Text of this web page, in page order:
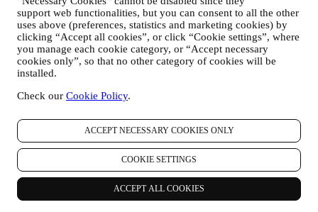
support web functionalities, but you can consent to all the other
uses above (preferences, statistics and marketing cookies) by
clicking “Accept all cookies”, or click “Cookie settings”, where
you manage each cookie category, or “Accept necessary
cookies only”, so that no other category of cookies will be
installed.
Check our Cookie Policy.
ACCEPT NECESSARY COOKIES ONLY
COOKIE SETTINGS
ACCEPT ALL COOKIES
estadístico - en la mayoría de los casos no podremos
identificarlo a través de esta información técnica. Para obtener
información sobre la recopilación de datos a través de
cookies, consulte nuestra Política de Cookiesaquí).
sus comentarios, solicitudes, quejas, preguntas o interacciones
con nosotros (por ejemplo, sus mensajes, chats, publicaciones
en redes sociales, correos electrónicos o llamadas telefónicas).
web o proporciona información de identificación personal, están
muy protegidos y tiene los derechos de privacidad que se explican
en el párrafo 8) a continuación.
2. ¿QUIEN RECOPILA SU INFORMACION?
El responsable del tratamiento de datos de los servicios de comercio
electrónico ofrecidos a través del Sitio Web es Le Creuset SL con